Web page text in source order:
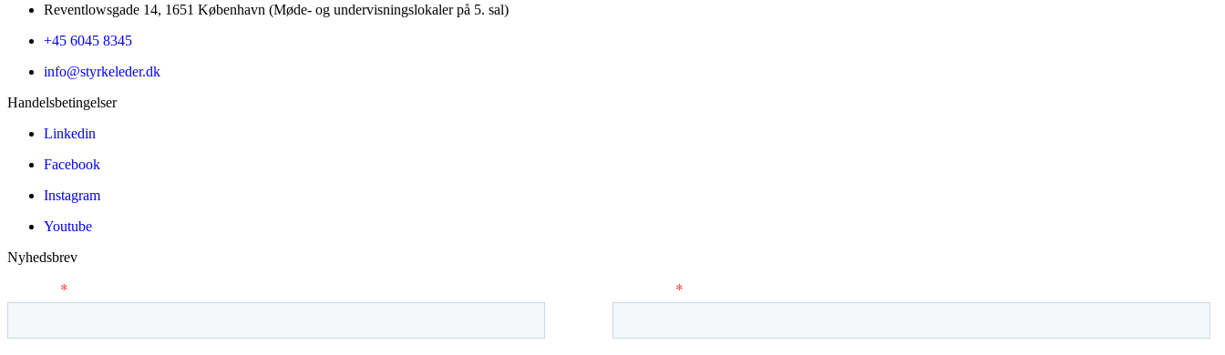
Reventlowsgade 14, 1651 København (Møde- og undervisningslokaler på 5. sal)
+45 6045 8345
info@styrkeleder.dk
Handelsbetingelser
Linkedin
Facebook
Instagram
Youtube
Nyhedsbrev